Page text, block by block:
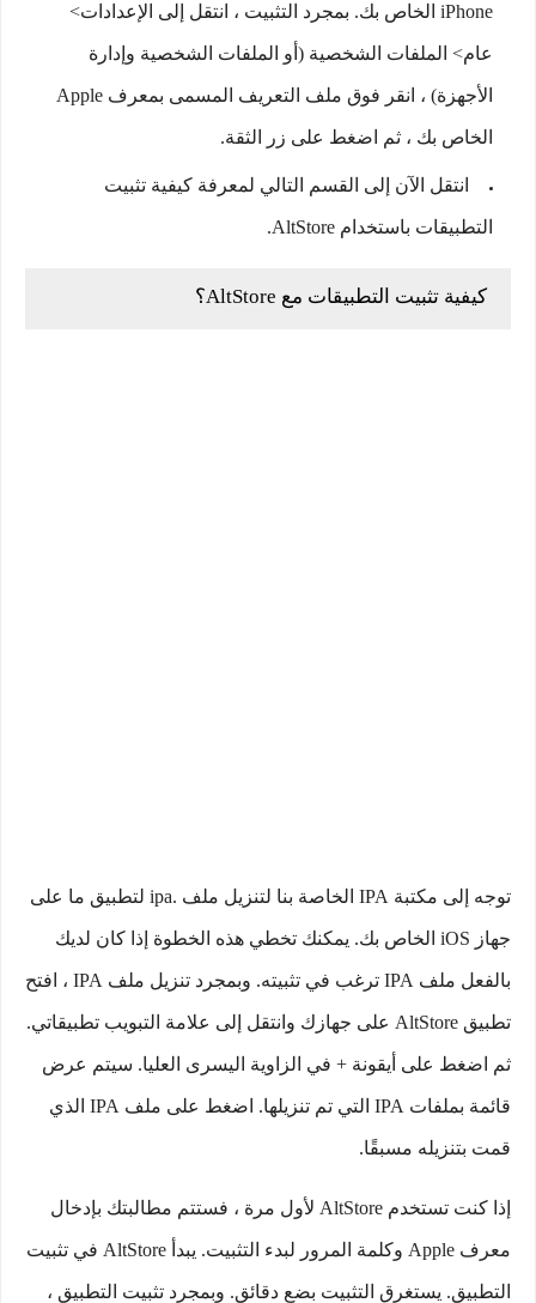
iPhone الخاص بك. بمجرد التثبيت ، انتقل إلى الإعدادات>
عام> الملفات الشخصية (أو الملفات الشخصية وإدارة
الأجهزة) ، انقر فوق ملف التعريف المسمى بمعرف Apple
الخاص بك ، ثم اضغط على زر الثقة.
انتقل الآن إلى القسم التالي لمعرفة كيفية تثبيت
التطبيقات باستخدام AltStore.
كيفية تثبيت التطبيقات مع AltStore؟
توجه إلى مكتبة IPA الخاصة بنا لتنزيل ملف .ipa لتطبيق ما على
جهاز iOS الخاص بك. يمكنك تخطي هذه الخطوة إذا كان لديك
بالفعل ملف IPA ترغب في تثبيته. وبمجرد تنزيل ملف IPA ، افتح
تطبيق AltStore على جهازك وانتقل إلى علامة التبويب تطبيقاتي.
ثم اضغط على أيقونة + في الزاوية اليسرى العليا. سيتم عرض
قائمة بملفات IPA التي تم تنزيلها. اضغط على ملف IPA الذي
قمت بتنزيله مسبقًا.
إذا كنت تستخدم AltStore لأول مرة ، فستتم مطالبتك بإدخال
معرف Apple وكلمة المرور لبدء التثبيت. يبدأ AltStore في تثبيت
التطبيق. يستغرق التثبيت بضع دقائق. وبمجرد تثبيت التطبيق ،